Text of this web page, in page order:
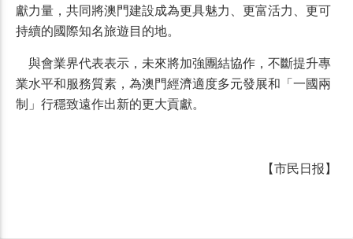
獻力量，共同將澳門建設成為更具魅力、更富活力、更可
持續的國際知名旅遊目的地。
與會業界代表表示，未來將加強團結協作，不斷提升專
業水平和服務質素，為澳門經濟適度多元發展和「一國兩
制」行穩致遠作出新的更大貢獻。
【市民日报】